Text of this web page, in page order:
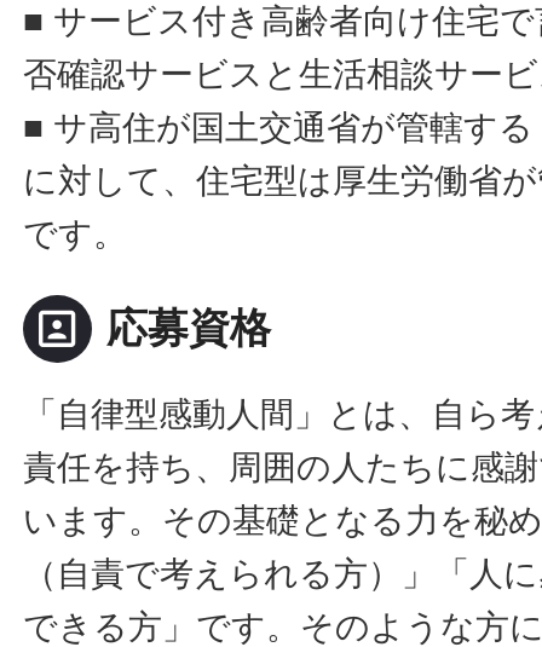
■ サービス付き高齢者向け住宅
否確認サービスと生活相談サー
■ サ高住が国土交通省が管轄す
に対して、住宅型は厚生労働省
です。
portrait 応募資格
「自律型感動人間」とは、自ら
責任を持ち、周囲の人たちに感
います。その基礎となる力を秘
（自責で考えられる方）」「人
できる方」です。そのような方